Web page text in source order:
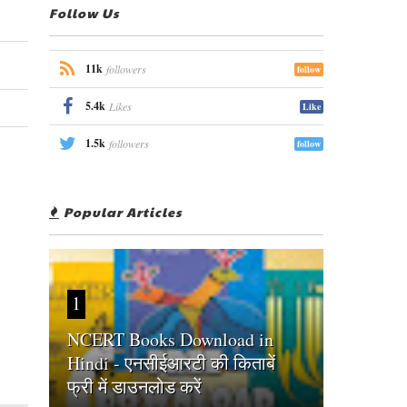
Follow Us
11k followers follow
5.4k Likes Like
1.5k followers follow
Popular Articles
1
NCERT Books Download in
Hindi - एनसीईआरटी की किताबें
फ्री में डाउनलोड करें